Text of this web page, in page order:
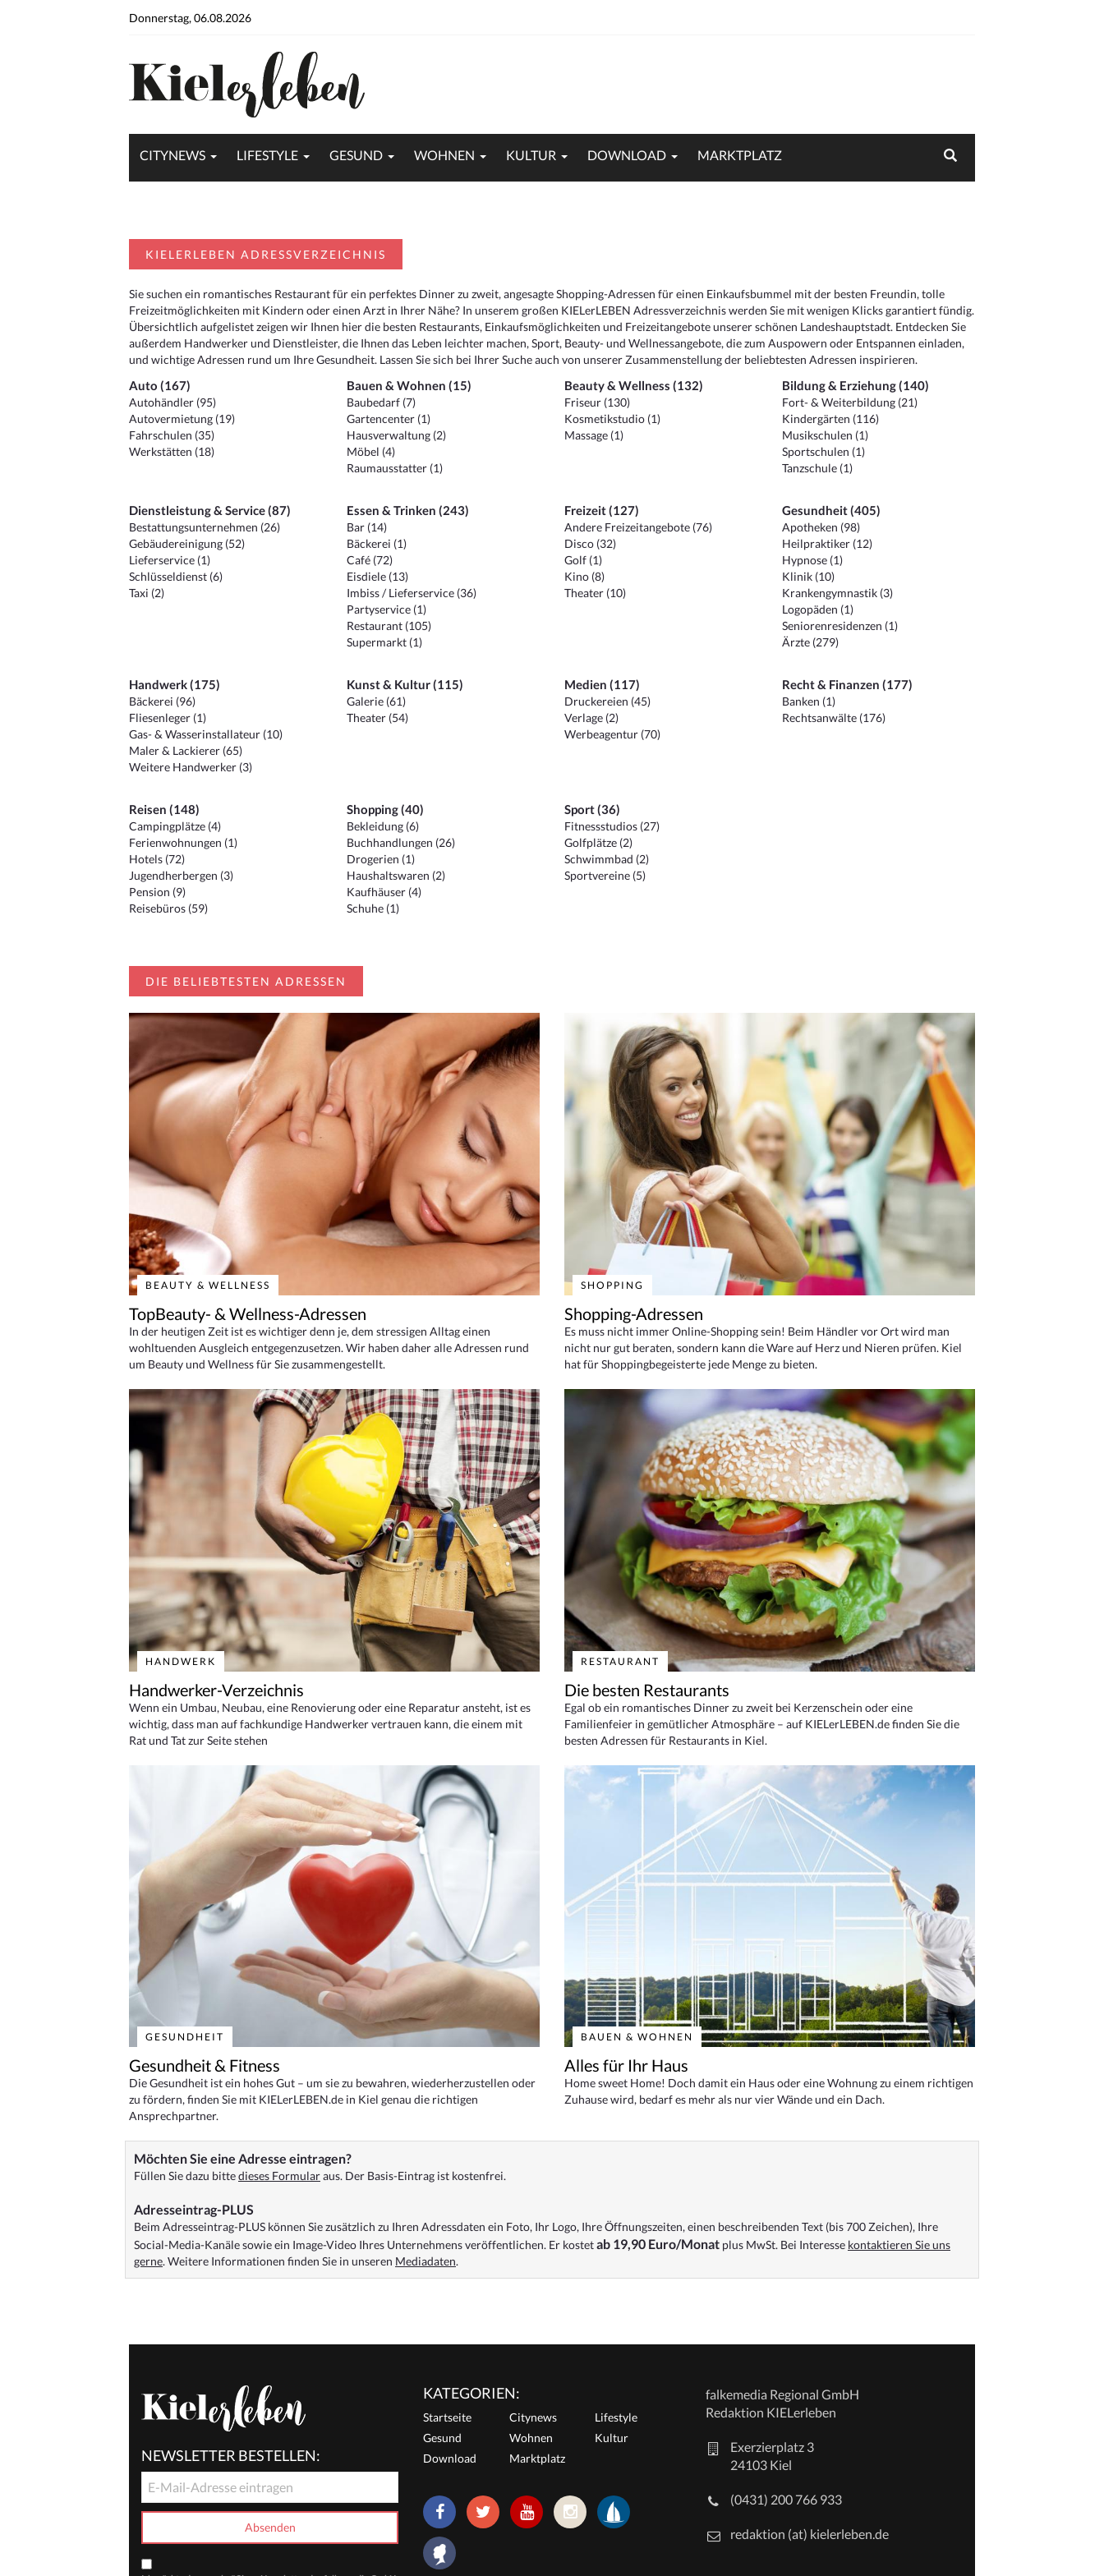
Donnerstag, 06.08.2026
CITYNEWS LIFESTYLE GESUND WOHNEN KULTUR DOWNLOAD MARKTPLATZ
KIELERLEBEN ADRESSVERZEICHNIS
Sie suchen ein romantisches Restaurant für ein perfektes Dinner zu zweit, angesagte Shopping-Adressen für einen Einkaufsbummel mit der besten Freundin, tolle
Freizeitmöglichkeiten mit Kindern oder einen Arzt in Ihrer Nähe? In unserem großen KIELerLEBEN Adressverzeichnis werden Sie mit wenigen Klicks garantiert fündig.
Übersichtlich aufgelistet zeigen wir Ihnen hier die besten Restaurants, Einkaufsmöglichkeiten und Freizeitangebote unserer schönen Landeshauptstadt. Entdecken Sie
außerdem Handwerker und Dienstleister, die Ihnen das Leben leichter machen, Sport, Beauty- und Wellnessangebote, die zum Auspowern oder Entspannen einladen,
und wichtige Adressen rund um Ihre Gesundheit. Lassen Sie sich bei Ihrer Suche auch von unserer Zusammenstellung der beliebtesten Adressen inspirieren.
Auto (167)
Autohändler (95)
Autovermietung (19)
Fahrschulen (35)
Werkstätten (18)
Bauen & Wohnen (15)
Baubedarf (7)
Gartencenter (1)
Hausverwaltung (2)
Möbel (4)
Raumausstatter (1)
Beauty & Wellness (132)
Friseur (130)
Kosmetikstudio (1)
Massage (1)
Bildung & Erziehung (140)
Fort- & Weiterbildung (21)
Kindergärten (116)
Musikschulen (1)
Sportschulen (1)
Tanzschule (1)
Dienstleistung & Service (87)
Bestattungsunternehmen (26)
Gebäudereinigung (52)
Lieferservice (1)
Schlüsseldienst (6)
Taxi (2)
Essen & Trinken (243)
Bar (14)
Bäckerei (1)
Café (72)
Eisdiele (13)
Imbiss / Lieferservice (36)
Partyservice (1)
Restaurant (105)
Supermarkt (1)
Freizeit (127)
Andere Freizeitangebote (76)
Disco (32)
Golf (1)
Kino (8)
Theater (10)
Gesundheit (405)
Apotheken (98)
Heilpraktiker (12)
Hypnose (1)
Klinik (10)
Krankengymnastik (3)
Logopäden (1)
Seniorenresidenzen (1)
Ärzte (279)
Handwerk (175)
Bäckerei (96)
Fliesenleger (1)
Gas- & Wasserinstallateur (10)
Maler & Lackierer (65)
Weitere Handwerker (3)
Kunst & Kultur (115)
Galerie (61)
Theater (54)
Medien (117)
Druckereien (45)
Verlage (2)
Werbeagentur (70)
Recht & Finanzen (177)
Banken (1)
Rechtsanwälte (176)
Reisen (148)
Campingplätze (4)
Ferienwohnungen (1)
Hotels (72)
Jugendherbergen (3)
Pension (9)
Reisebüros (59)
Shopping (40)
Bekleidung (6)
Buchhandlungen (26)
Drogerien (1)
Haushaltswaren (2)
Kaufhäuser (4)
Schuhe (1)
Sport (36)
Fitnessstudios (27)
Golfplätze (2)
Schwimmbad (2)
Sportvereine (5)
DIE BELIEBTESTEN ADRESSEN
BEAUTY & WELLNESS
TopBeauty- & Wellness-Adressen
In der heutigen Zeit ist es wichtiger denn je, dem stressigen Alltag einen
wohltuenden Ausgleich entgegenzusetzen. Wir haben daher alle Adressen rund
um Beauty und Wellness für Sie zusammengestellt.
SHOPPING
Shopping-Adressen
Es muss nicht immer Online-Shopping sein! Beim Händler vor Ort wird man
nicht nur gut beraten, sondern kann die Ware auf Herz und Nieren prüfen. Kiel
hat für Shoppingbegeisterte jede Menge zu bieten.
HANDWERK
Handwerker-Verzeichnis
Wenn ein Umbau, Neubau, eine Renovierung oder eine Reparatur ansteht, ist es
wichtig, dass man auf fachkundige Handwerker vertrauen kann, die einem mit
Rat und Tat zur Seite stehen
RESTAURANT
Die besten Restaurants
Egal ob ein romantisches Dinner zu zweit bei Kerzenschein oder eine
Familienfeier in gemütlicher Atmosphäre – auf KIELerLEBEN.de finden Sie die
besten Adressen für Restaurants in Kiel.
GESUNDHEIT
Gesundheit & Fitness
Die Gesundheit ist ein hohes Gut – um sie zu bewahren, wiederherzustellen oder
zu fördern, finden Sie mit KIELerLEBEN.de in Kiel genau die richtigen
Ansprechpartner.
BAUEN & WOHNEN
Alles für Ihr Haus
Home sweet Home! Doch damit ein Haus oder eine Wohnung zu einem richtigen
Zuhause wird, bedarf es mehr als nur vier Wände und ein Dach.
Möchten Sie eine Adresse eintragen?
Füllen Sie dazu bittedieses Formularaus. Der Basis-Eintrag ist kostenfrei.
Adresseintrag-PLUS
Beim Adresseintrag-PLUS können Sie zusätzlich zu Ihren Adressdaten ein Foto, Ihr Logo, Ihre Öffnungszeiten, einen beschreibenden Text (bis 700 Zeichen), Ihre
Social-Media-Kanäle sowie ein Image-Video Ihres Unternehmens veröffentlichen. Er kostetab 19,90 Euro/Monat plus MwSt. Bei Interesse kontaktieren Sie uns
gerne. Weitere Informationen finden Sie in unseren Mediadaten.
NEWSLETTER BESTELLEN:
KATEGORIEN:
Startseite Citynews
Lifestyle
Gesund
Wohnen
Kultur
Download
Marktplatz
falkemedia Regional GmbH
Redaktion KIELerleben
Exerzierplatz 3
24103 Kiel
(0431) 200 766 933
redaktion (at) kielerleben.de